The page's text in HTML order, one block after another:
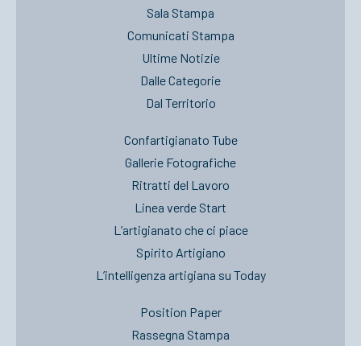
Sala Stampa
Comunicati Stampa
Ultime Notizie
Dalle Categorie
Dal Territorio
Confartigianato Tube
Gallerie Fotografiche
Ritratti del Lavoro
Linea verde Start
L’artigianato che ci piace
Spirito Artigiano
L’intelligenza artigiana su Today
Position Paper
Rassegna Stampa